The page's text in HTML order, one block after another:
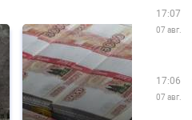
17:07
07 авг.
17:06
07 авг.